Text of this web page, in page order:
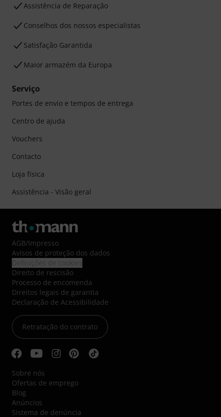
Assistência de Reparação
Conselhos dos nossos especialistas
Satisfação Garantida
Maior armazém da Europa
Serviço
Portes de envio e tempos de entrega
Centro de ajuda
Vouchers
Contacto
Loja física
Assistência - Visão geral
AGB/Impresso
Avisos de proteção dos dados
Direito de rescisão
Processo de encomenda
Direitos legais de garantia
Declaração de Acessibilidade
Retratação do contrato
Sobre nós
Ofertas de emprego
Blog
Anúncios
Sistema de denúncia